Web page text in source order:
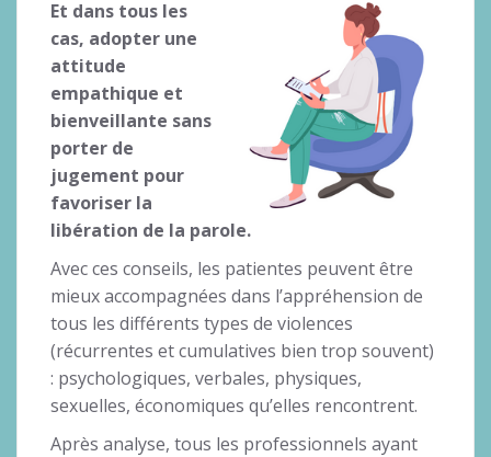
Et dans tous les
cas, adopter une
attitude
empathique et
bienveillante sans
porter de
jugement pour
favoriser la
libération de la parole.
Avec ces conseils, les patientes peuvent être
mieux accompagnées dans l’appréhension de
tous les différents types de violences
(récurrentes et cumulatives bien trop souvent)
: psychologiques, verbales, physiques,
sexuelles, économiques qu’elles rencontrent.
Après analyse, tous les professionnels ayant